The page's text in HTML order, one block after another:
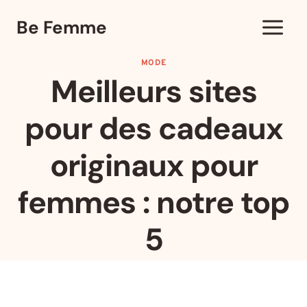
Be Femme
MODE
Meilleurs sites
pour des cadeaux
originaux pour
femmes : notre top
5